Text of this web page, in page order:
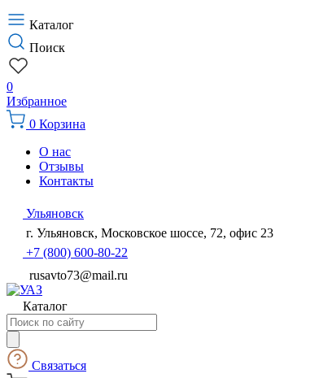
Каталог
Поиск
0
Избранное
0 Корзина
О нас
Отзывы
Контакты
Ульяновск
г. Ульяновск, Московское шоссе, 72, офис 23
+7 (800) 600-80-22
rusavto73@mail.ru
Каталог
Поиск
товаров
Связаться